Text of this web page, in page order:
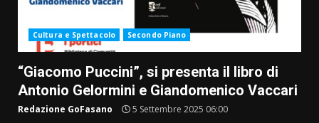
Cultura e Spettacolo Secondo Piano
“Giacomo Puccini”, si presenta il libro di
Antonio Gelormini e Giandomenico Vaccari
Redazione GoFasano 5 Settembre 2025 06:00